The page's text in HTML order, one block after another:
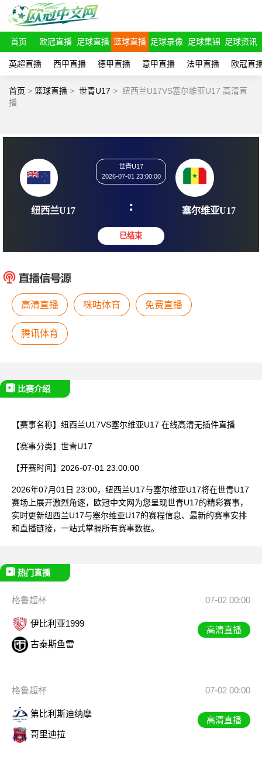
首页 欧冠直播 足球直播 篮球直播 足球录像 足球集锦 足球资讯
英超直播 西甲直播 德甲直播 意甲直播 法甲直播 欧冠直
首页 > 篮球直播 > 世青U17 > 纽西兰U17VS塞尔维亚U17 高清直
播
2026-07-01 23:00:00
:
高清直播 咪咕体育 免费直播
腾讯体育
比赛介绍
【赛事名称】 纽西兰U17VS塞尔维亚U17 在线高清无插件直播
【赛事分类】 世青U17
【开赛时间】 2026-07-01 23:00:00
2026年07月01日 23:00，纽西兰U17与塞尔维亚U17将在世青U17
赛场上展开激烈角逐，欧冠中文网为您呈现世青U17的精彩赛事，
实时更新纽西兰U17与塞尔维亚U17的赛程信息、最新的赛事安排
和直播链接，一站式掌握所有赛事数据。
热门直播
格鲁超杯 07-02 00:00
伊比利亚1999
古泰斯鱼雷
高清直播
格鲁超杯 07-02 00:00
第比利斯迪纳摩
哥里迪拉
高清直播